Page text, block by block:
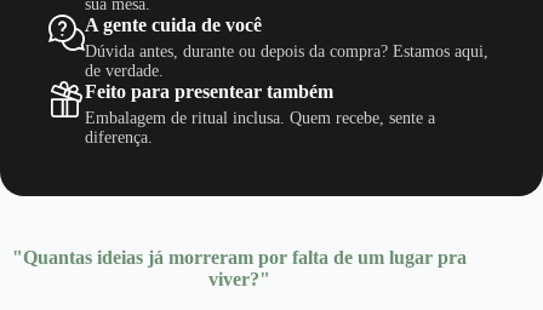
sua mesa.
A gente cuida de você
Dúvida antes, durante ou depois da compra? Estamos aqui,
de verdade.
Feito para presentear também
Embalagem de ritual inclusa. Quem recebe, sente a
diferença.
"Quantas ideias já morreram por falta de um lugar pra
viver?"